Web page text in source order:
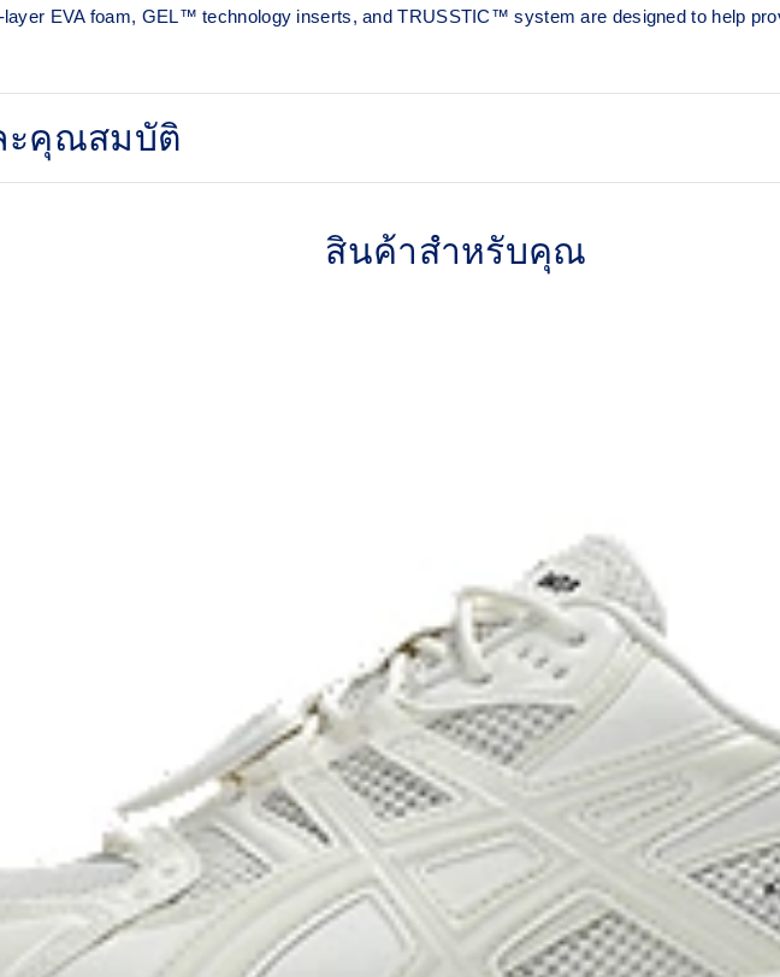
EVA foam, GEL™ technology inserts, and TRUSSTIC™ system are designed to help
ะคุณสมบัติ
สินค้าสำหรับคุณ